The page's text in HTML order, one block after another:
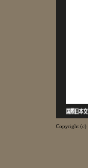
Copyright (c)